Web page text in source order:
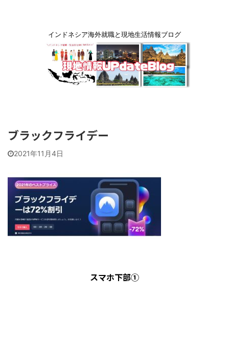
インドネシア海外就職と現地生活情報ブログ
ブラックフライデー
2021年11月4日
スマホ下部①